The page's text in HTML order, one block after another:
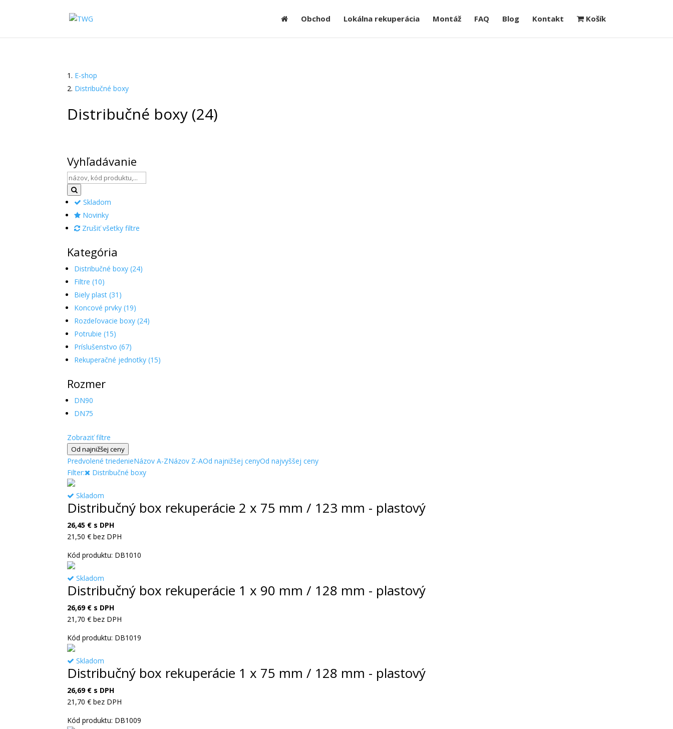
Obchod Lokálna rekuperácia Montáž FAQ Blog Kontakt Košík
E-shop
Distribučné boxy
Distribučné boxy (24)
Vyhľadávanie
Skladom
Novinky
Zrušiť všetky filtre
Kategória
Distribučné boxy (24)
Filtre (10)
Biely plast (31)
Koncové prvky (19)
Rozdeľovacie boxy (24)
Potrubie (15)
Príslušenstvo (67)
Rekuperačné jednotky (15)
Rozmer
DN90
DN75
Zobraziť filtre
Od najnižšej ceny
Predvolené triedenieNázov A-ZNázov Z-AOd najnižšej cenyOd najvyššej ceny
Filter:
Distribučné boxy
Skladom
Distribučný box rekuperácie 2 x 75 mm / 123 mm - plastový
26,45 € s DPH
21,50€ bez DPH
Kód produktu: DB1010
Skladom
Distribučný box rekuperácie 1 x 90 mm / 128 mm - plastový
26,69 € s DPH
21,70€ bez DPH
Kód produktu: DB1019
Skladom
Distribučný box rekuperácie 1 x 75 mm / 128 mm - plastový
26,69 € s DPH
21,70€ bez DPH
Kód produktu: DB1009